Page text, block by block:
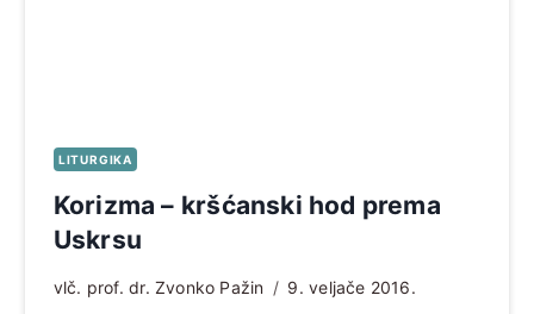
LITURGIKA
Korizma – kršćanski hod prema
Uskrsu
vlč. prof. dr. Zvonko Pažin 9. veljače 2016.